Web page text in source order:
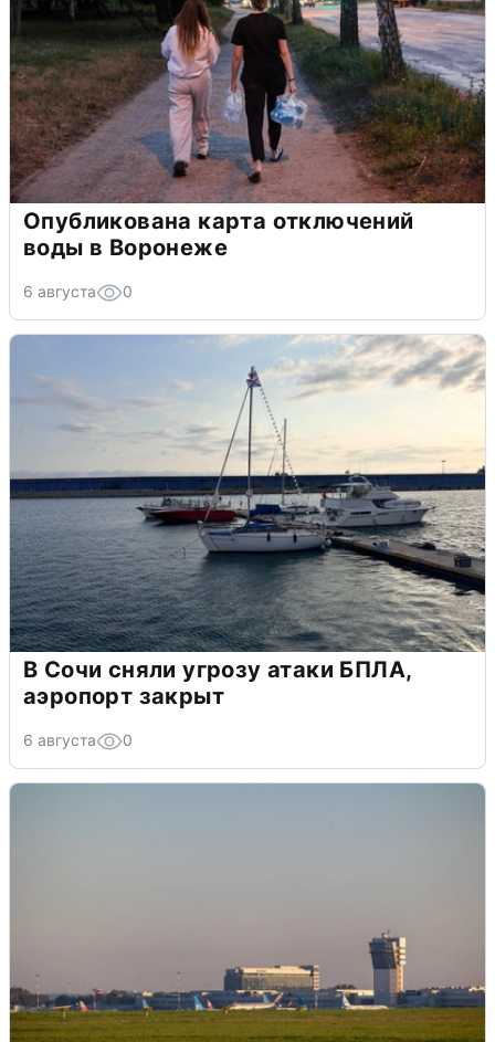
Опубликована карта отключений
воды в Воронеже
6 августа 0
В Сочи сняли угрозу атаки БПЛА,
аэропорт закрыт
6 августа 0